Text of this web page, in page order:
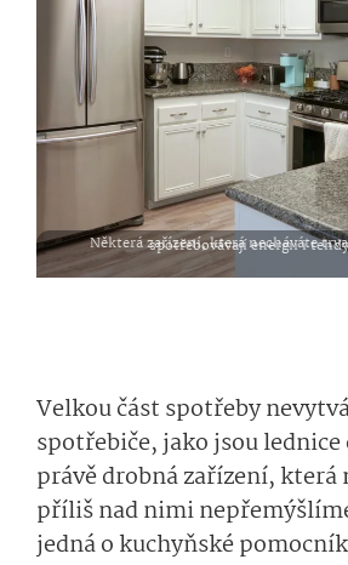
Některá zařízení, která necháváte trvale zapojená v zásuvce,
Velkou část spotřeby
spotřebiče, jako jsou
právě drobná zařízení, která
příliš nad nimi
jedná o kuchyňské